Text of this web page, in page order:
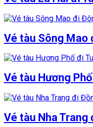
Vé tàu Sông Mao
Vé tàu Hương
Vé tàu Nha Trang